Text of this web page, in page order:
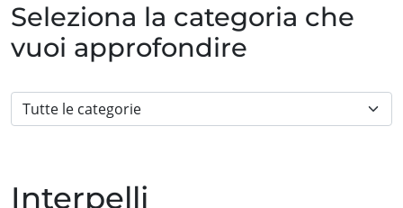
Seleziona la categoria che
vuoi approfondire
Interpelli